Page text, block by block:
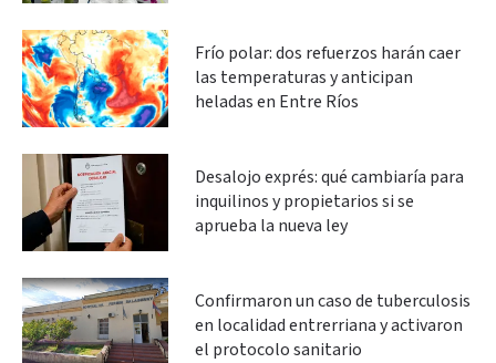
Frío polar: dos refuerzos harán caer
las temperaturas y anticipan
heladas en Entre Ríos
Desalojo exprés: qué cambiaría para
inquilinos y propietarios si se
aprueba la nueva ley
Confirmaron un caso de tuberculosis
en localidad entrerriana y activaron
el protocolo sanitario